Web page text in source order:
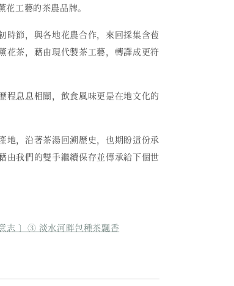
工藝的茶農品牌。
時節，與各地花農合作，來回採集含苞
花茶，藉由現代製茶工藝，轉譯成更符
程息息相關，飲食風味更是在地文化的
地，沿著茶湯回溯歷史，也期盼這份承
由我們的雙手繼續保存並傳承給下個世
意志 〕③ 淡水河畔包種茶飄香